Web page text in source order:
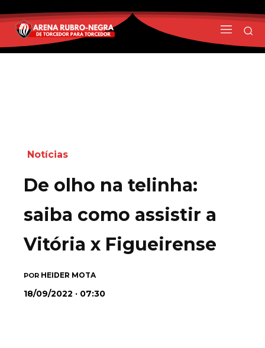
Notícias
De olho na telinha:
saiba como assistir a
Vitória x Figueirense
POR HEIDER MOTA
18/09/2022 · 07:30